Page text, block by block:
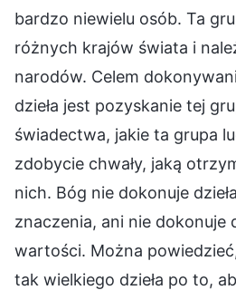
bardzo niewielu osób. Ta
różnych krajów świata i
narodów. Celem
dzieła jest pozyskanie tej
świadectwa, jakie ta grupa
zdobycie chwały, jaką
nich. Bóg nie dokonuje
znaczenia, ani nie dokonuje
wartości. Można
tak wielkiego dzieła po to,